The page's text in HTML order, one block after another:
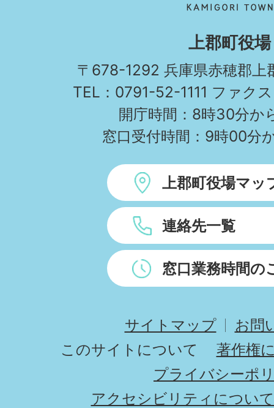
町
KAMIGORI
TOWN
上郡町役場
〒678-1292 兵庫県赤穂郡上
TEL：0791-52-1111 ファク
開庁時間：8時30分か
窓口受付時間：9時00分
上郡町役場マッ
連絡先一覧
窓口業務時間の
サイトマップ
お問
このサイトについて
著作権
プライバシーポ
アクセシビリティについて